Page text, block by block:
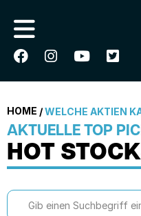
HOME /WELCHE AKTIEN
AKTUELLE TOP
HOT